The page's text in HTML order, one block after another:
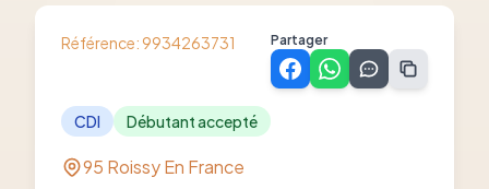
Référence: 9934263731 Partager
CDI Débutant accepté
95 Roissy En France